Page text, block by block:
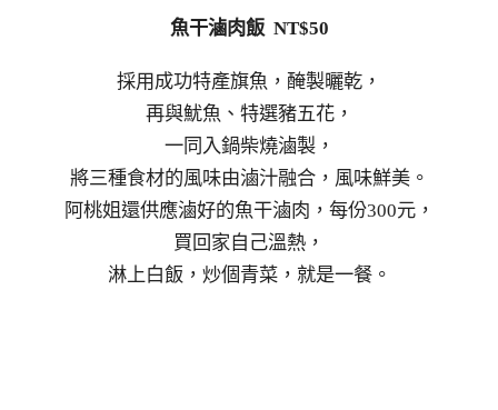
魚干滷肉飯 NT$50
採用成功特產旗魚，醃製曬乾，
再與魷魚、特選豬五花，
一同入鍋柴燒滷製，
將三種食材的風味由滷汁融合，風味鮮美。
阿桃姐還供應滷好的魚干滷肉，每份300元，
買回家自己溫熱，
淋上白飯，炒個青菜，就是一餐。